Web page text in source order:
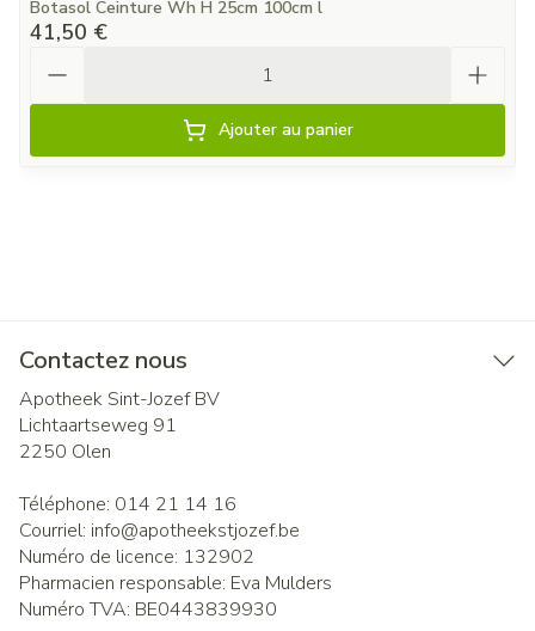
Botasol Ceinture Wh H 25cm 100cm l
41,50 €
Ajouter au panier
Contactez nous
Apotheek Sint-Jozef BV
Lichtaartseweg 91
2250 Olen
Téléphone: 014 21 14 16
Courriel: info@apotheekstjozef.be
Numéro de licence: 132902
Pharmacien responsable: Eva Mulders
Numéro TVA: BE0443839930